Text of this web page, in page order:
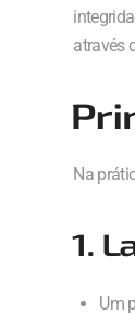
através
Na
1.
Um